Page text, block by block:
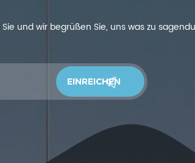
und wir begrüßen Sie, uns was zu sagendu